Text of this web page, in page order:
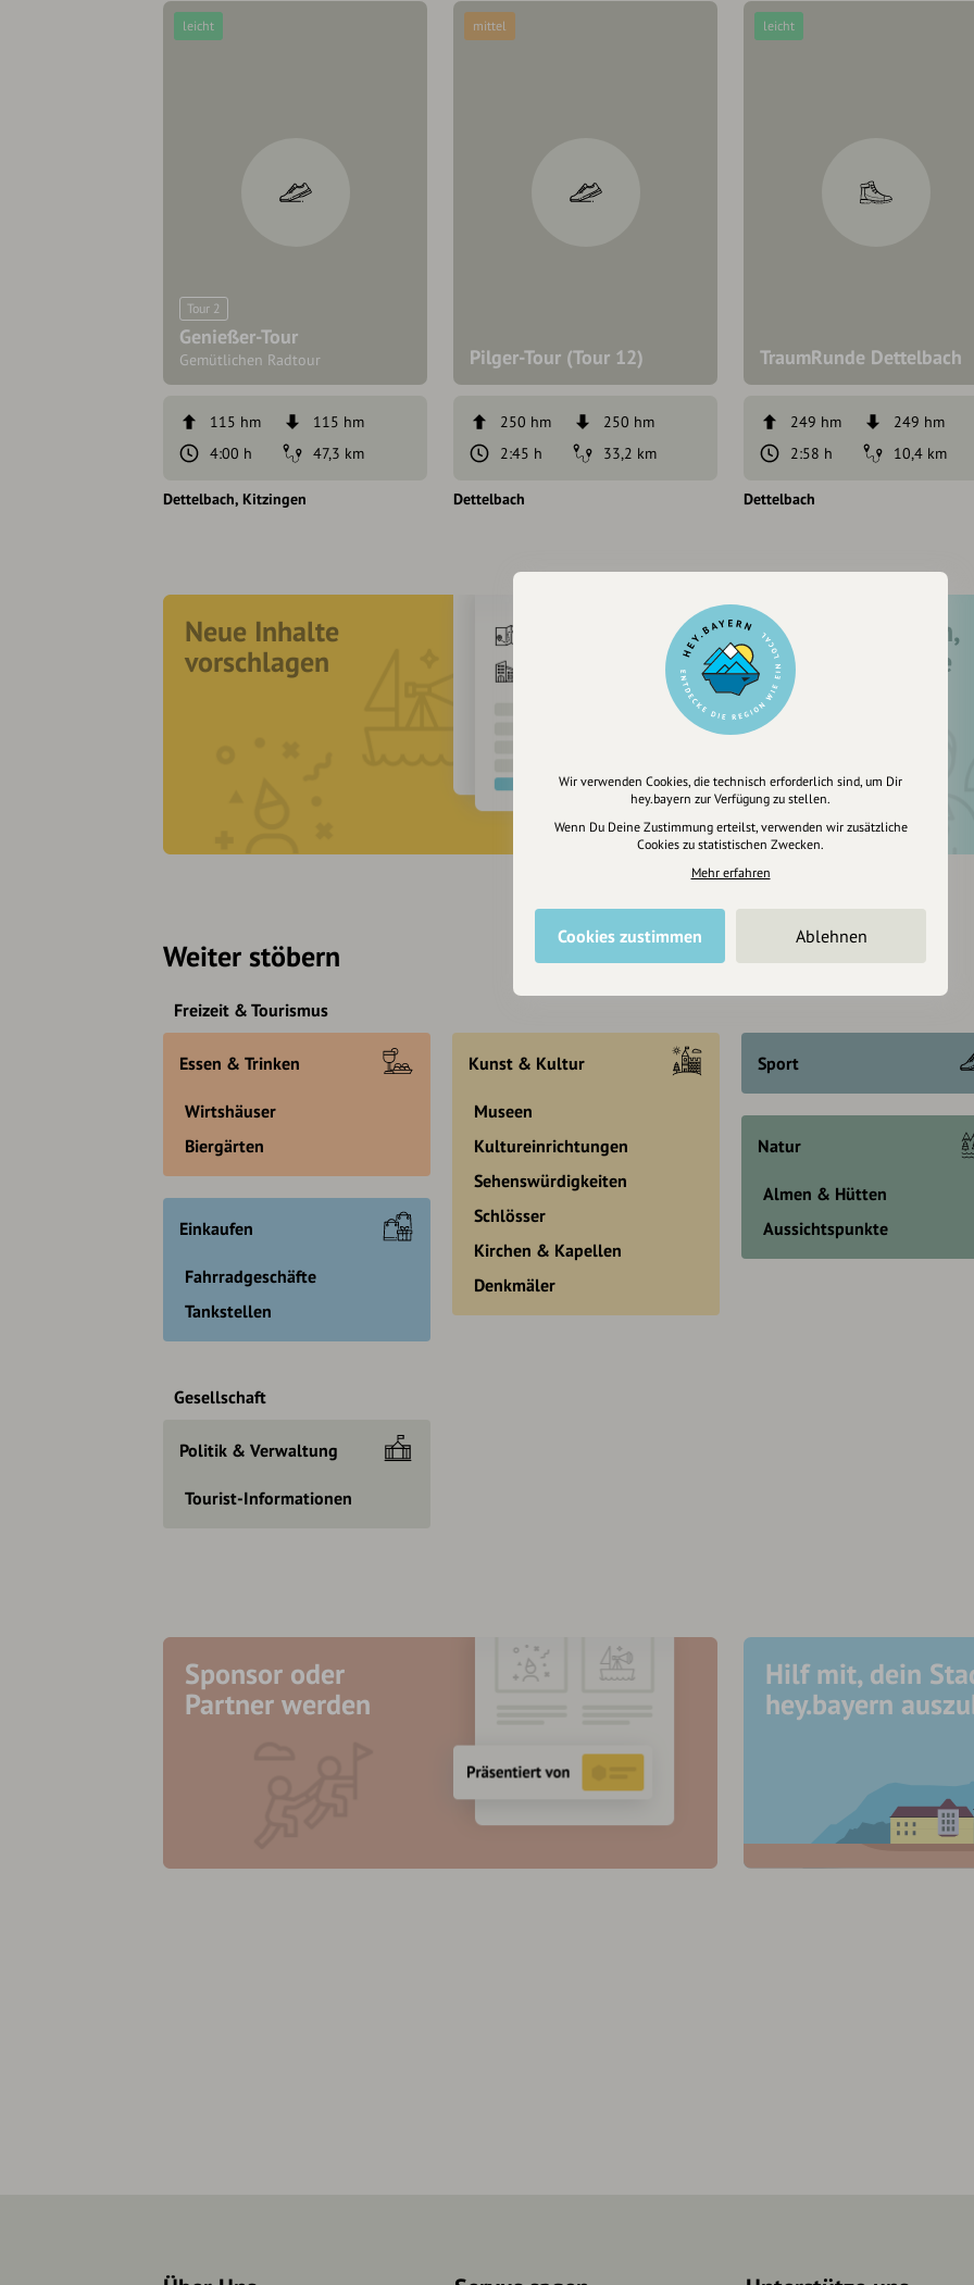
Tour 2
Genießer-Tour
Gemütlichen Radtour
leicht
115 hm
115 hm
4:00 h
47,3 km
Dettelbach Kitzingen
Pilger-Tour (Tour 12)
mittel
250 hm
250 hm
2:45 h
33,2 km
Dettelbach
TraumRunde Dettelbach
leicht
249 hm
249 hm
2:58 h
10,4 km
Dettelbach
Neue Inhalte
vorschlagen
Registriere dich,
um dir Einträge
zu merken
Weiter stöbern
Freizeit & Tourismus
Essen & Trinken
Wirtshäuser
Biergärten
Einkaufen
Fahrradgeschäfte
Tankstellen
Kunst & Kultur
Museen
Kultureinrichtungen
Sehenswürdigkeiten
Schlösser
Kirchen & Kapellen
Denkmäler
Sport
Natur
Almen & Hütten
Aussichtspunkte
Gesellschaft
Politik & Verwaltung
Tourist-Informationen
Sponsor oder
Partner werden
Hilf mit, dein
hey.bayern
Wir verwenden Cookies, die technisch erforderlich sind, um Dir
hey.bayern zur Verfügung zu stellen.
Wenn Du Deine Zustimmung erteilst, verwenden wir zusätzliche
Cookies zu statistischen Zwecken.
Mehr erfahren
Cookies zustimmen Ablehnen